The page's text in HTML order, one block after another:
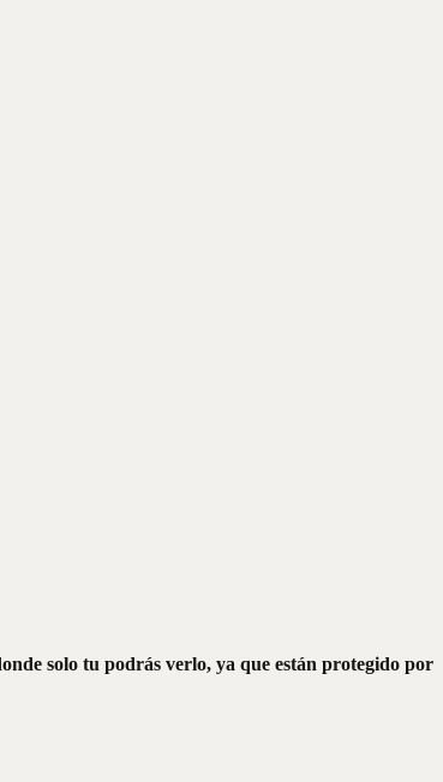
solo tu podrás verlo, ya que están protegido por